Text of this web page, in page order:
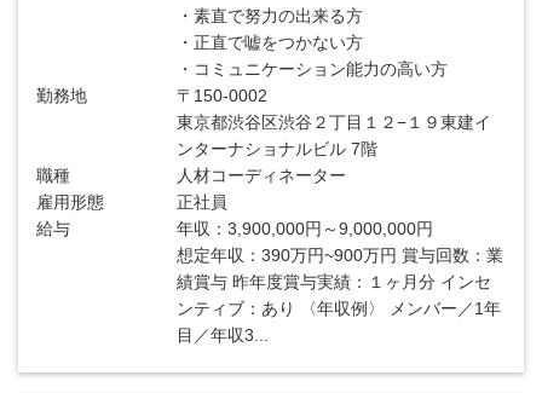
・素直で努力の出来る方
・正直で嘘をつかない方
・コミュニケーション能力の高い方
勤務地
〒150-0002
東京都渋谷区渋谷２丁目１２−１９東建イ
ンターナショナルビル 7階
職種
人材コーディネーター
雇用形態
正社員
給与
年収：3,900,000円～9,000,000円
想定年収：390万円~900万円 賞与回数：業
績賞与 昨年度賞与実績：１ヶ月分 インセ
ンティブ：あり 〈年収例〉 メンバー／1年
目／年収3...